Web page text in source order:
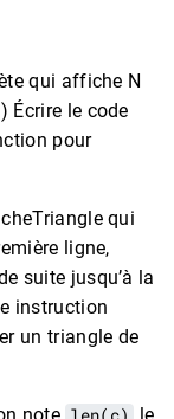
qui affiche N
Écrire le code
pour
qui
ligne,
suite jusqu’à la
instruction
un triangle de